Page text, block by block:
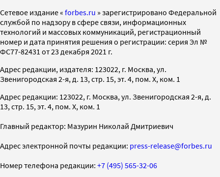
Cетевое издание « forbes.ru » зарегистрировано Федеральной
службой по надзору в сфере связи, информационных
технологий и массовых коммуникаций, регистрационный
номер и дата принятия решения о регистрации: серия Эл №
ФС77-82431 от 23 декабря 2021 г.
Адрес редакции, издателя: 123022, г. Москва, ул.
Звенигородская 2-я, д. 13, стр. 15, эт. 4, пом. X, ком. 1
Адрес редакции: 123022, г. Москва, ул. Звенигородская 2-я, д.
13, стр. 15, эт. 4, пом. X, ком. 1
Главный редактор: Мазурин Николай Дмитриевич
Адрес электронной почты редакции: press-release@forbes.ru
Номер телефона редакции: +7 (495) 565-32-06